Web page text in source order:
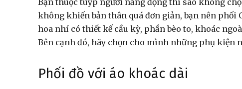
Bạn thuộc tuýp người năng động thì sao không
không khiến bản thân quá đơn giản, bạn nên phối
hoa nhí có thiết kế cầu kỳ, phần bèo to, khoác
Bên cạnh đó, hãy chọn cho mình những phụ kiện
Phối đồ với áo khoác dài